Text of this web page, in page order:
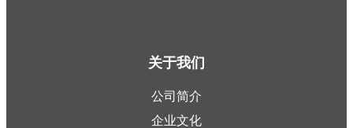
关于我们
公司简介
企业文化